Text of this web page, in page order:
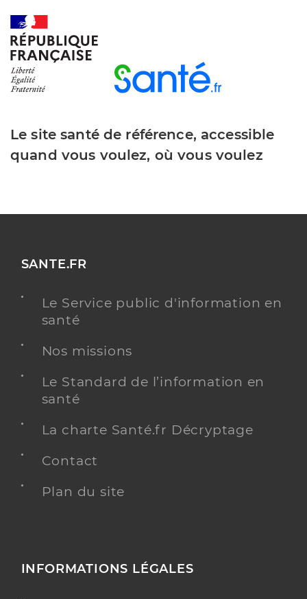
Le site santé de référence, accessible
quand vous voulez, où vous voulez
SANTE.FR
Le Service public d'information en
santé
Nos missions
Le Standard de l’information en
santé
La charte Santé.fr Décryptage
Contact
Plan du site
INFORMATIONS LÉGALES